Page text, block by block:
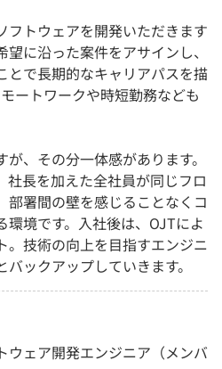
フトウェアを開発いただきます
に沿った案件をアサインし、
とで長期的なキャリアパスを描
ートワークや時短勤務なども
、その分一体感があります。
社長を加えた全社員が同じフロ
部署間の壁を感じることなくコ
環境です。入社後は、OJTによ
。技術の向上を目指すエンジニ
ックアップしていきます。
ウェア開発エンジニア（メンバ